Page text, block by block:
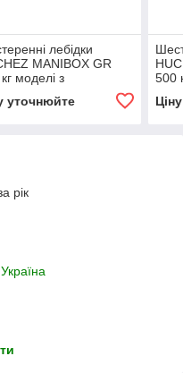
лебідки
MANIBOX GR
моделі з
уточнюйте
500
рік